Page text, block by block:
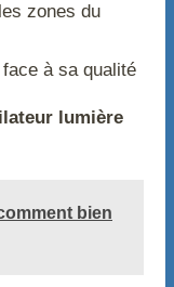
zones du
à sa qualité
lumière
bien